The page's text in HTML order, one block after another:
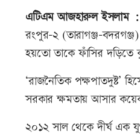
এটিএম আজহারুল ইসলাম
রংপুর-২ (তারাগঞ্জ-
হয়তো তাকে ফাঁসির
‘রাজনৈতিক পক্ষপাতদুষ্ট’
সরকার ক্ষমতায় আসার
২০১২ সাল থেকে দীর্ঘ এক